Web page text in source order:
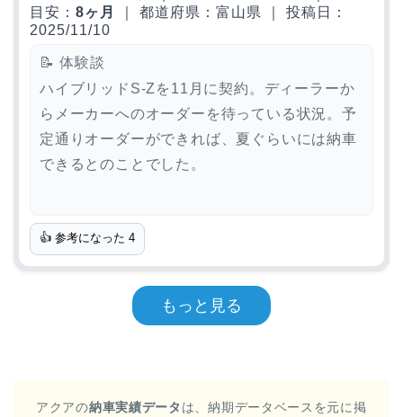
目安： 8ヶ月
｜ 都道府県：富山県 ｜ 投稿日：
2025/11/10
📝 体験談
ハイブリッドS-Zを11月に契約。ディーラーか
らメーカーへのオーダーを待っている状況。予
定通りオーダーができれば、夏ぐらいには納車
できるとのことでした。
👍 参考になった 4
もっと見る
アクアの納車実績データ は、納期データベースを元に掲